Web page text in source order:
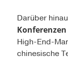
Darüber
Konferenzen
High-End-
chinesische